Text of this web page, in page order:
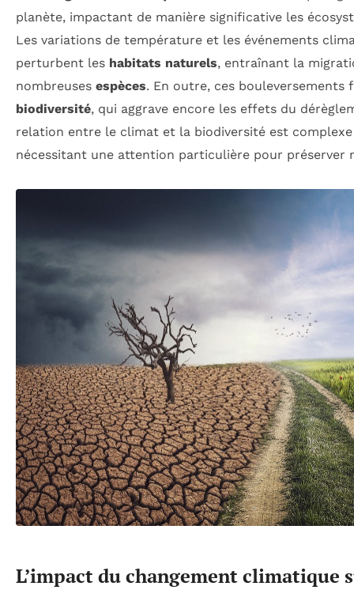
planète, impactant de manière significative les
Les variations de température et les événements
perturbent les habitats naturels, entraînant la
nombreuses espèces. En outre, ces bouleversements
biodiversité, qui aggrave encore les effets du
relation entre le climat et la biodiversité est
nécessitant une attention particulière pour préserver
L’impact du changement climatique